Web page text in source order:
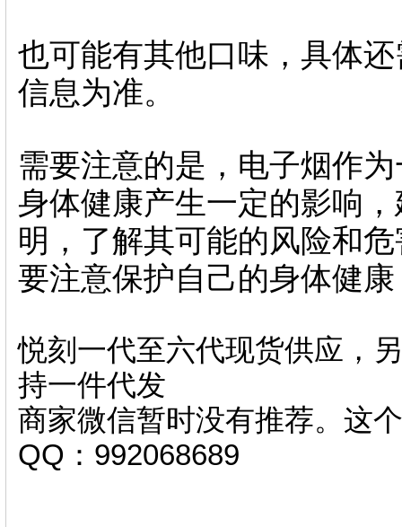
也可能有其他口味，具体
信息为准。
需要注意的是，电子烟作
身体健康产生一定的影响
明，了解其可能的风险和
要注意保护自己的身体健
悦刻一代至六代现货供应，
持一件代发
商家微信暂时没有推荐。这
QQ：992068689